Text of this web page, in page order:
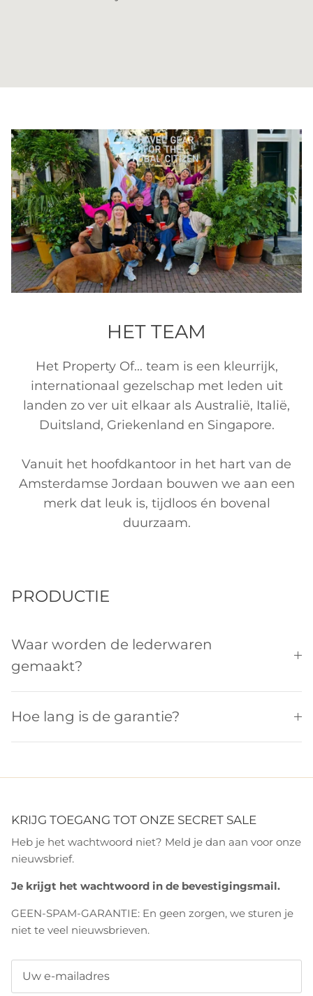
HET TEAM
Het Property Of... team is een kleurrijk,
internationaal gezelschap met leden uit
landen zo ver uit elkaar als Australië, Italië,
Duitsland, Griekenland en Singapore.
Vanuit het hoofdkantoor in het hart van de
Amsterdamse Jordaan bouwen we aan een
merk dat leuk is, tijdloos én bovenal
duurzaam.
PRODUCTIE
Waar worden de lederwaren
gemaakt?
Hoe lang is de garantie?
KRIJG TOEGANG TOT ONZE SECRET SALE
Heb je het wachtwoord niet? Meld je dan aan voor onze
nieuwsbrief.
Je krijgt het wachtwoord in de bevestigingsmail.
GEEN-SPAM-GARANTIE: En geen zorgen, we sturen je
niet te veel nieuwsbrieven.